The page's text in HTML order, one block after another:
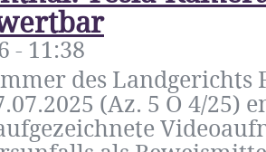
- 11:38
des
(Az. 5 O 4/25)